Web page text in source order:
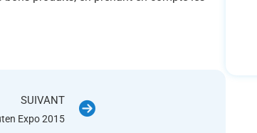
SUIVANT
Expo 2015